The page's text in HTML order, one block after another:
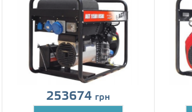
253674 грн